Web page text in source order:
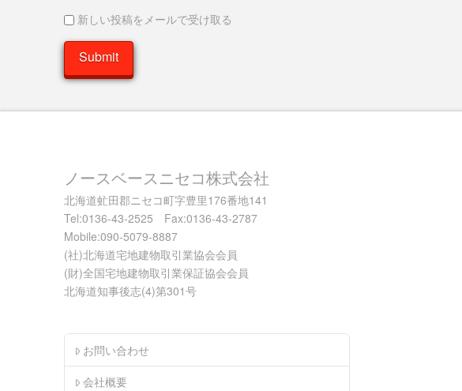
新しい投稿をメールで受け取る
ノースベースニセコ株式会社
北海道虻田郡ニセコ町字豊里176番地141
Tel:0136-43-2525 Fax:0136-43-2787
Mobile:090-5079-8887
(社)北海道宅地建物取引業協会会員
(財)全国宅地建物取引業保証協会会員
北海道知事後志(4)第301号
お問い合わせ
会社概要